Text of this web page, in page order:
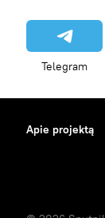
Telegram
Apie projektą